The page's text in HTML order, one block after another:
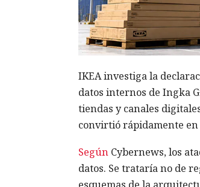
IKEA investiga la
datos internos de Ingka
tiendas y canales
convirtió rápidamente
SegúnCybernews, los
datos. Se trataría no de